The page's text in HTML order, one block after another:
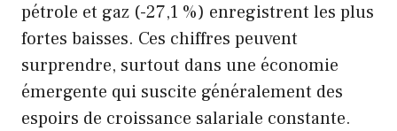
pétrole et gaz (-27,1 %) enregistrent les plus
fortes baisses. Ces chiffres peuvent
surprendre, surtout dans une économie
émergente qui suscite généralement des
espoirs de croissance salariale constante.